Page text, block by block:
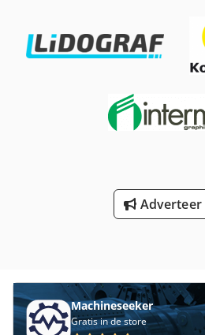
opgesteld, mits een geldig btw-
Verkoop onder voorbehoud.
ook onze andere aanbiedingen.
en handelsmerken zijn eigendom
eigenaren en dienen uitsluitend
beschrijving van de producten.
Afwijkingen van technische
Machineseeker
Gratis in de store